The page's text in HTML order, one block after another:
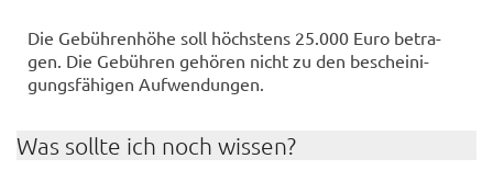
Die Ge­büh­ren­hö­he soll höchs­tens 25.000 Euro be­tra­
gen. Die Ge­büh­ren ge­hö­ren nicht zu den be­schei­ni­
gungs­fä­hi­gen Auf­wen­dun­gen.
Was soll­te ich noch wis­sen?